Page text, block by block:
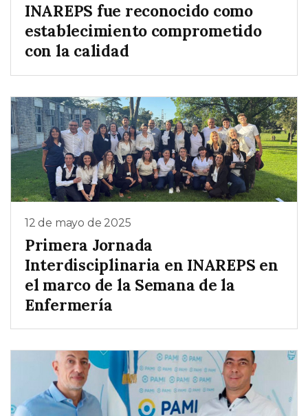
INAREPS fue reconocido como
establecimiento comprometido
con la calidad
12 de mayo de 2025
Primera Jornada
Interdisciplinaria en INAREPS en
el marco de la Semana de la
Enfermería